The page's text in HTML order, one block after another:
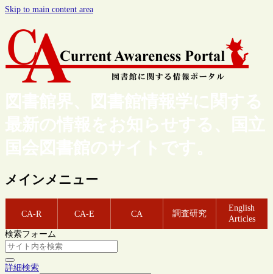
Skip to main content area
図書館界、図書館情報学に関する
最新の情報をお知らせする、国立
国会図書館のサイトです。
メインメニュー
CA-R CA-E CA 調査研究
English
Articles
検索フォーム
詳細検索